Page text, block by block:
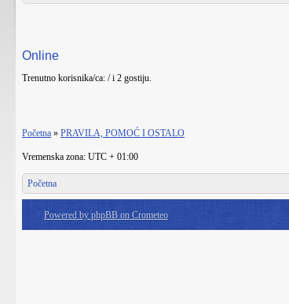
Online
Trenutno korisnika/ca: / i 2 gostiju.
Početna » PRAVILA, POMOĆ I OSTALO
Vremenska zona: UTC + 01:00
Početna
Powered by phpBB on Crometeo